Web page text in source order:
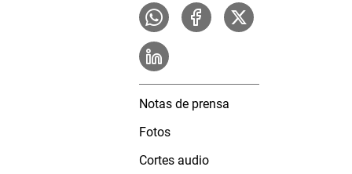
Notas de prensa
Fotos
Cortes audio